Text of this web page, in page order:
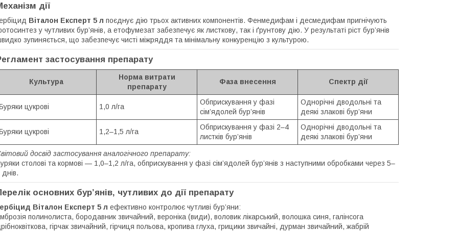
дії
Віталон Експерт 5 л поєднує дію трьох активних компонентів. Фенмедифам і десмедифам пригнічують
у чутливих бур’янів, а етофумезат забезпечує як листкову, так і ґрунтову дію. У результаті ріст бур’янів
зупиняється, що забезпечує чисті міжряддя та мінімальну конкуренцію з культурою.
застосування препарату
Культура
Норма витрати
препарату
Фаза внесення Спектр дії
цукрові 1,0 л/га
Обприскування у фазі
сім’ядолей бур’янів
Однорічні дводольні та
деякі злакові бур’яни
цукрові 1,2–1,5 л/га
Обприскування у фазі 2–4
листків бур’янів
Однорічні дводольні та
деякі злакові бур’яни
досвід застосування аналогічного препарату:
столові та кормові — 1,0–1,2 л/га, обприскування у фазі сім’ядолей бур’янів з наступними обробками через 5–
днів.
основних бур’янів, чутливих до дії препарату
Віталон Експерт 5 л ефективно контролює чутливі бур’яни:
полинолиста, бородавник звичайний, вероніка (види), воловик лікарський, волошка синя, галінсога
гірчак звичайний, гірчиця польова, кропива глуха, грицики звичайні, дурман звичайний, жабрій